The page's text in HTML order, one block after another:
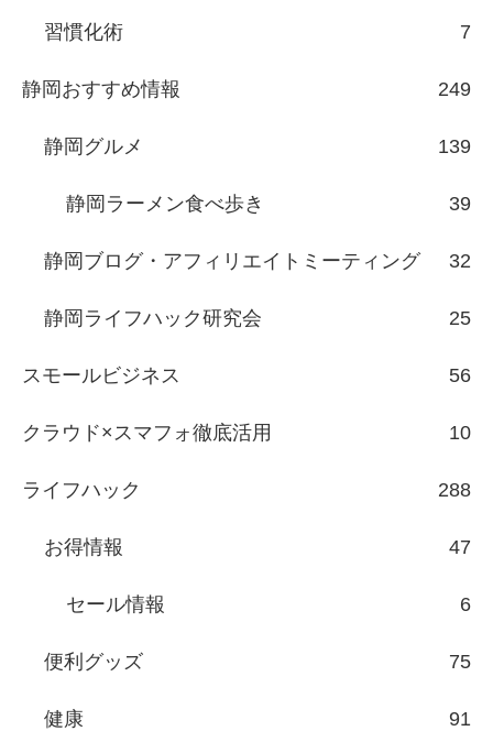
習慣化術 7
静岡おすすめ情報 249
静岡グルメ 139
静岡ラーメン食べ歩き 39
静岡ブログ・アフィリエイトミーティング 32
静岡ライフハック研究会 25
スモールビジネス 56
クラウド×スマフォ徹底活用 10
ライフハック 288
お得情報 47
セール情報 6
便利グッズ 75
健康 91